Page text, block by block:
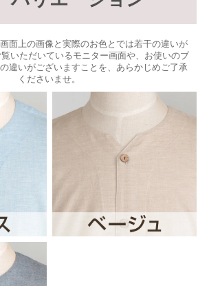
面上の画像と実際のお色とでは若干の違いが
いただいているモニター画面や、お使いのブ
違いがございますことを、あらかじめご了承
くださいませ。